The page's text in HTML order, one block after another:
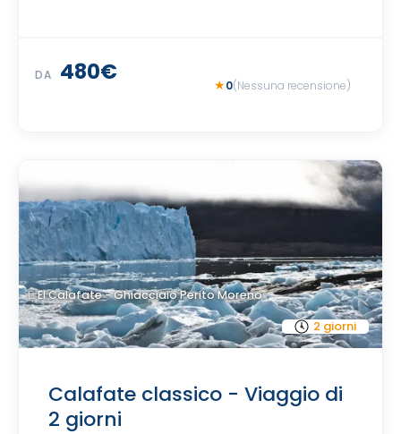
DA 480€ 0(Nessuna recensione)
2 giorni
El Calafate - Ghiacciaio Perito Moreno
Calafate classico - Viaggio di
2 giorni